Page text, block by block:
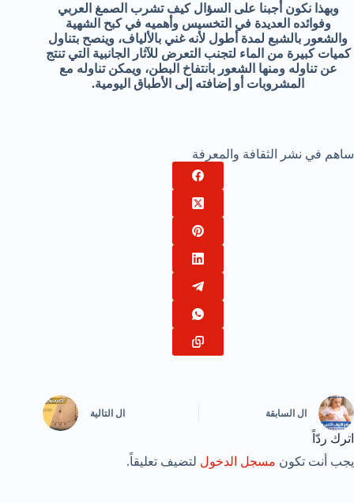
وبهذا نكون أجبنا على السؤال كيف تشرب الصمغ العربي
وفوائده العديدة في التخسيس وأهميه في كبح الشهية
والشعور بالشبع لمدة أطول لأنه غني بالألياف، وينصح بتناول
كميات كبيرة من الماء لتجنب التعرض للآثار الجانبية التي تنتج
عن تناوله ومنها الشعور بانتفاخ البطن، ويمكن تناوله مع
المشروبات أو إضافته إلى الأطباق اليومية.
ساهم في نشر الثقافة والمعرفة
ال السابقة ال التالية
اترك ردّاً
يجب أنت تكون مسجل الدخول لتضيف تعليقاً.